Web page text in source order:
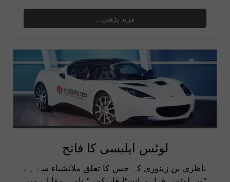
مزید پڑھیں...
لوٹس ایلیسی کا فاتح
ناظری بن زینوری کہ جس کا تعلق ملائشیاء سے ہے